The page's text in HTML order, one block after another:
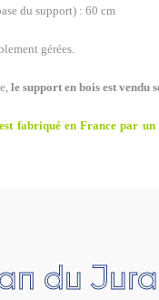
du support) : 60 cm
gérées.
le support en bois est vendu
fabriqué en France par
du Jura